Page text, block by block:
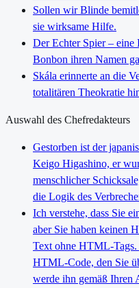
Sollen wir Blinde
sie wirksame Hilfe.
Der Echter Spier –
Bonbon ihren Namen
Skála erinnerte an die
totalitären Theokratie
Auswahl des Chefredakteurs
Gestorben ist der
Keigo Higashino, er
menschlicher
die Logik des
Ich verstehe, dass Sie
aber Sie haben keinen
Text ohne HTML-Tags.
HTML-Code, den Sie
werde ihn gemäß Ihren